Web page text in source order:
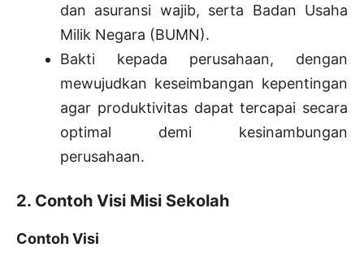
dan asuransi wajib, serta Badan Usaha
Milik Negara (BUMN).
Bakti kepada perusahaan, dengan
mewujudkan keseimbangan kepentingan
agar produktivitas dapat tercapai secara
optimal demi kesinambungan
perusahaan.
2. Contoh Visi Misi Sekolah
Contoh Visi